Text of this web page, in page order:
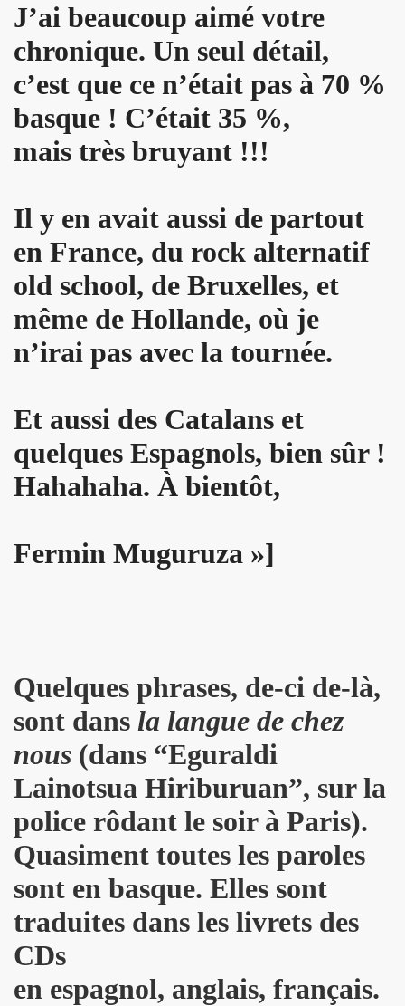
J’ai beaucoup aimé votre
chronique. Un seul détail,
c’est que ce n’était pas à 70 %
basque ! C’était 35 %,
mais très bruyant !!!
Il y en avait aussi de partout
en France, du rock alternatif
old school, de Bruxelles, et
même de Hollande, où je
n’irai pas avec la tournée.
Et aussi des Catalans et
quelques Espagnols, bien sûr !
Hahahaha. À bientôt,
Fermin Muguruza »]
Quelques phrases, de-ci de-là,
sont dans la langue de chez
nous (dans “Eguraldi
Lainotsua Hiriburuan”, sur la
police rôdant le soir à Paris).
Quasiment toutes les paroles
sont en basque. Elles sont
traduites dans les livrets des
CDs
en espagnol, anglais, français.
SUR TERRE" au THEATRE EDOUARD VII
"THE NAMELESS SPECTACLE" (2011, avec
cinema speciale MARIE FRANCE (8 octobre 2011)
la 17e edition de "CHERIES-CHERIS" du 7 au 16
integral) de BIJOU SVP (PHILIPPE DAUGA) le 21
MIAM ET LES LOVED DRONES, JACQUES DUVALL,
au "Cafe-debat" autour de COPI le 2 avril 2011 au
"IL Y AVAIT UNE FOIS FREAKSVILLE" (2011).
DRONES le 12 fevrier 2011 a l'INTERNATIONAL
de MARIE FRANCE le 9 fevrier 2011 au restaurant du
de "QUERELLE DE BREST", un musical de
du gala-diner annuel au profit de l'association AIDES
6, 7 et 8 aout 2010 au festival "LES NUITS SECRETES"
le 20 juillet 2010 aux "TOILES DU SUD" a COTIGNAC
a NICE (06).
14 juin 2010 a l'EDEN ROC a ANTIBES (06).
le 4 juin 2010 au CLOITRE DES JACOBINS a
A SERGE REZVANI" le 2 juin 2010 aux TROIS
CONTROL CLUB, BERTRAND BURGALAT au
FRANCE le 15 mai 2010 au musee MAC-VAL de
BARDOT ("MON BB")" le 15 avril 2010 a la FNAC